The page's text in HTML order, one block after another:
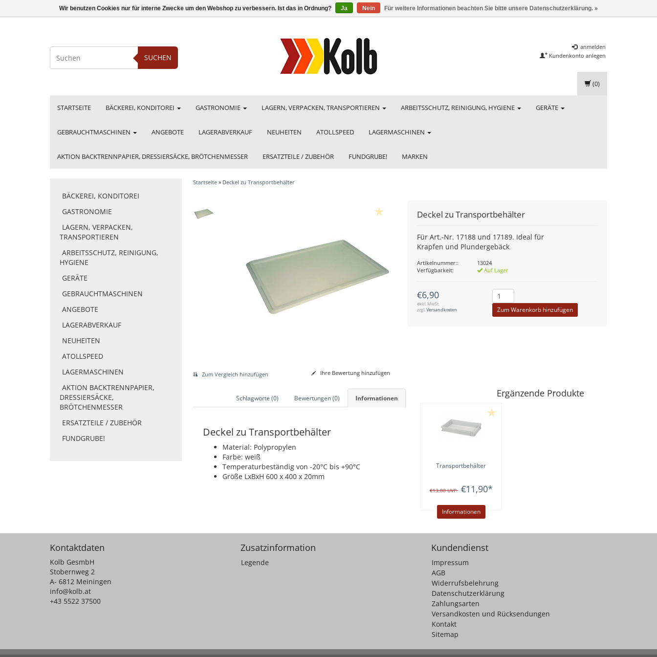
SUCHEN
anmelden
Kundenkonto anlegen
STARTSEITE BÄCKEREI, KONDITOREI GASTRONOMIE LAGERN, VERPACKEN, TRANSPORTIEREN ARBEITSSCHUTZ, REINIGUNG, HYGIENE GERÄTE
GEBRAUCHTMASCHINEN ANGEBOTE LAGERABVERKAUF NEUHEITEN ATOLLSPEED LAGERMASCHINEN
AKTION BACKTRENNPAPIER, DRESSIERSÄCKE, BRÖTCHENMESSER ERSATZTEILE / ZUBEHÖR FUNDGRUBE! MARKEN
(0)
BÄCKEREI, KONDITOREI
GASTRONOMIE
LAGERN, VERPACKEN,
TRANSPORTIEREN
ARBEITSSCHUTZ, REINIGUNG,
HYGIENE
GERÄTE
GEBRAUCHTMASCHINEN
ANGEBOTE
LAGERABVERKAUF
NEUHEITEN
ATOLLSPEED
LAGERMASCHINEN
AKTION BACKTRENNPAPIER,
DRESSIERSÄCKE,
BRÖTCHENMESSER
ERSATZTEILE / ZUBEHÖR
FUNDGRUBE!
Startseite» Deckel zu Transportbehälter
Deckel zu Transportbehälter
Für Art.-Nr. 17188 und 17189. Ideal für
Krapfen und Plundergebäck
Artikelnummer::
13024
Verfügbarkeit:
Auf Lager
€6,90
exkl. MwSt.
zzgl.Versandkosten Zum Warenkorb hinzufügen
Zum Vergleich hinzufügen Ihre Bewertung hinzufügen
Informationen
Bewertungen (0)
Schlagworte (0)
Deckel zu Transportbehälter
Material: Polypropylen
Farbe: weiß
Temperaturbeständig von -20°C bis +90°C
Größe LxBxH 600 x 400 x 20mm
Ergänzende Produkte
Transportbehälter
€13,80UVP €11,90*
Informationen
Kontaktdaten
Kolb GesmbH
Stobernweg 2
A- 6812 Meiningen
info@kolb.at
+43 5522 37500
Zusatzinformation
Legende
Kundendienst
Impressum
AGB
Widerrufsbelehrung
Datenschutzerklärung
Zahlungsarten
Versandkosten und Rücksendungen
Kontakt
Sitemap
Wir benutzen Cookies nur für interne Zwecke um den Webshop zu verbessern. Ist das in Ordnung? Ja Nein Für weitere Informationen beachten Sie bitte unsere Datenschutzerklärung. »